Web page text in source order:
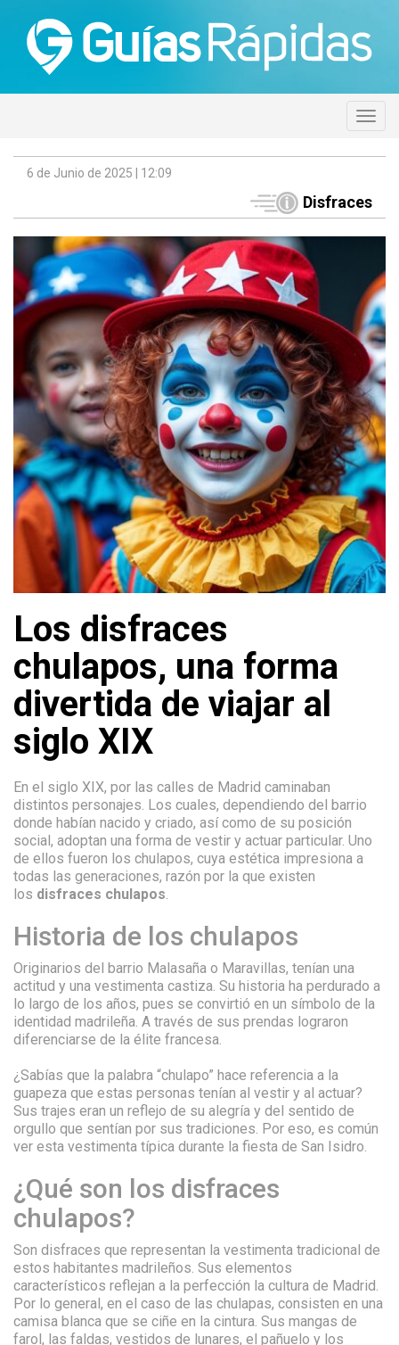
6 de Junio de 2025 | 12:09
Disfraces
Los disfraces
chulapos, una forma
divertida de viajar al
siglo XIX
En el siglo XIX, por las calles de Madrid caminaban
distintos personajes. Los cuales, dependiendo del barrio
donde habían nacido y criado, así como de su posición
social, adoptan una forma de vestir y actuar particular. Uno
de ellos fueron los chulapos, cuya estética impresiona a
todas las generaciones, razón por la que existen
los disfraces chulapos.
Historia de los chulapos
Originarios del barrio Malasaña o Maravillas, tenían una
actitud y una vestimenta castiza. Su historia ha perdurado a
lo largo de los años, pues se convirtió en un símbolo de la
identidad madrileña. A través de sus prendas lograron
diferenciarse de la élite francesa.
¿Sabías que la palabra “chulapo” hace referencia a la
guapeza que estas personas tenían al vestir y al actuar?
Sus trajes eran un reflejo de su alegría y del sentido de
orgullo que sentían por sus tradiciones. Por eso, es común
ver esta vestimenta típica durante la fiesta de San Isidro.
¿Qué son los disfraces
chulapos?
Son disfraces que representan la vestimenta tradicional de
estos habitantes madrileños. Sus elementos
característicos reflejan a la perfección la cultura de Madrid.
Por lo general, en el caso de las chulapas, consisten en una
camisa blanca que se ciñe en la cintura. Sus mangas de
farol, las faldas, vestidos de lunares, el pañuelo y los